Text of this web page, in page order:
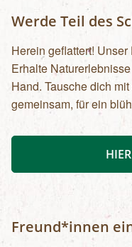
Werde Teil des
Herein geflattert!
Erhalte
Hand. Tausche dich
gemeinsam, für ein
Freund*innen